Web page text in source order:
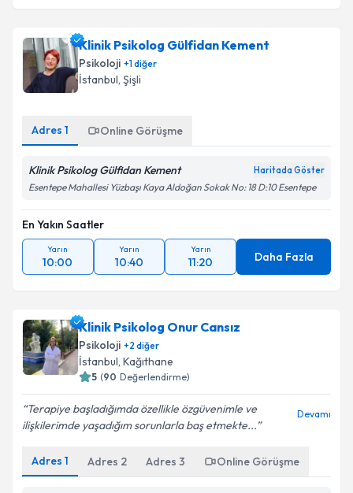
Klinik Psikolog Gülfidan Kement
Psikoloji +1diğer
İstanbul, Şişli
Adres 1 Online Görüşme
Klinik Psikolog Gülfidan Kement Haritada Göster
Esentepe Mahallesi Yüzbaşı Kaya Aldoğan Sokak No: 18 D:10 Esentepe
En Yakın Saatler
Yarın
10:00
Yarın
10:40
Yarın
11:20 Daha Fazla
Klinik Psikolog Onur Cansız
Psikoloji +2 diğer
İstanbul, Kağıthane
5 (90 Değerlendirme)
Terapiye başladığımda özellikle özgüvenimle ve
ilişkilerimde yaşadığım sorunlarla baş etmekte...
Devamı
Adres 1 Adres 2 Adres 3 Online Görüşme